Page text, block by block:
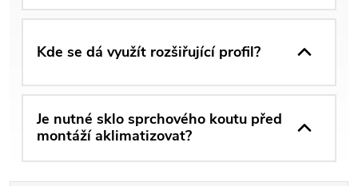
Kde se dá využít rozšiřující profil?
Je nutné sklo sprchového koutu před
montáží aklimatizovat?